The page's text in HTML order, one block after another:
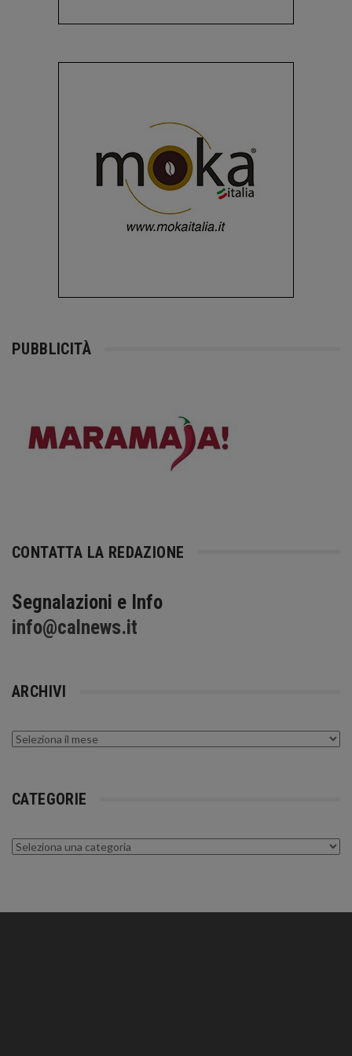
PUBBLICITÀ
CONTATTA LA REDAZIONE
Segnalazioni e Info
info@calnews.it
ARCHIVI
Archivi
CATEGORIE
Categorie